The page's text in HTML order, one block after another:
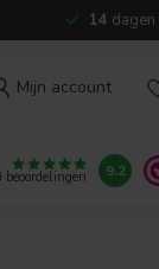
14
Mijn account
beoordelingen 9.2